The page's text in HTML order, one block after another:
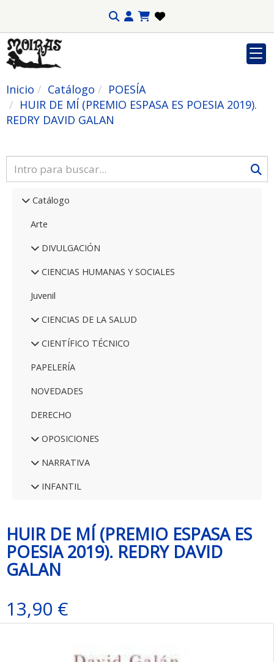
Inicio Catálogo
POESÍA
HUIR DE MÍ (PREMIO ESPASA ES POESIA 2019).
REDRY DAVID GALAN
Catálogo
Arte
DIVULGACIÓN
CIENCIAS HUMANAS Y SOCIALES
Juvenil
CIENCIAS DE LA SALUD
CIENTÍFICO TÉCNICO
PAPELERÍA
NOVEDADES
DERECHO
OPOSICIONES
NARRATIVA
INFANTIL
HUIR DE MÍ (PREMIO ESPASA ES
POESIA 2019). REDRY DAVID
GALAN
13,90 €